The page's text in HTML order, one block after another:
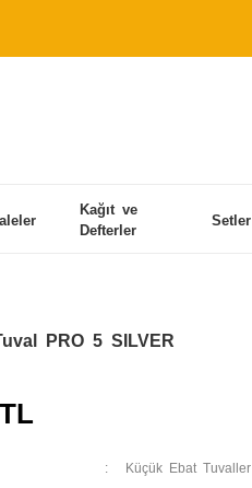
Kağıt ve
Defterler
Setler
PRO 5 SILVER
Küçük Ebat Tuvaller